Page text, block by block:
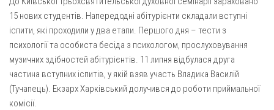
Архистратига Михаїла (м. Люботин)
Покрови Пресвятої Богородиці (с. Вільча)
Преображенська парафія (м. Лозова)
Парафія Благовіщення Пресвятої Богородиці (смт
Газета Християнський голос
Надруковані числа
Молитви
Галерея
Рух pro-life
15 нових студентів. Напередодні абітурієнти складали вступні
іспити, які проходили у два етапи. Першого дня – тести з
психології та особиста бесіда з психологом, прослуховування
музичних здібностей абітурієнтів. 11 липня відбулася друга
частина вступних іспитів, у якій взяв участь Владика Василій
(Тучапець). Екзарх Харківський долучився до роботи приймальної
комісії.